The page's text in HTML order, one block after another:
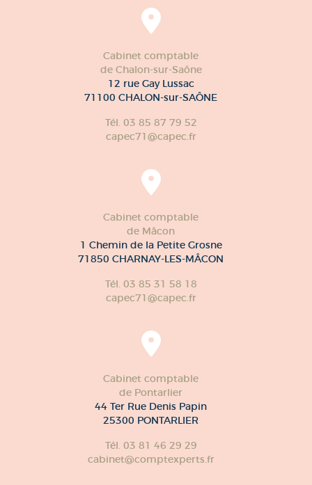
Cabinet comptable
de Chalon-sur-Saône
12 rue Gay Lussac
71100 CHALON-sur-SAÔNE
Tél. 03 85 87 79 52
capec71@capec.fr
Cabinet comptable
de Mâcon
1 Chemin de la Petite Grosne
71850 CHARNAY-LES-MÂCON
Tél. 03 85 31 58 18
capec71@capec.fr
Cabinet comptable
de Pontarlier
44 Ter Rue Denis Papin
25300 PONTARLIER
Tél. 03 81 46 29 29
cabinet@comptexperts.fr